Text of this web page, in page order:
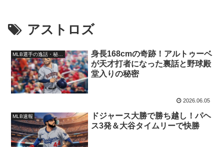
アストロズ
MLB選手の逸話・秘話・裏話
身長168cmの奇跡！アルトゥーベ
が天才打者になった裏話と野球殿
堂入りの秘密
2026.06.05
MLB速報
ドジャース大勝で勝ち越し！パヘ
ス3発＆大谷タイムリーで快勝